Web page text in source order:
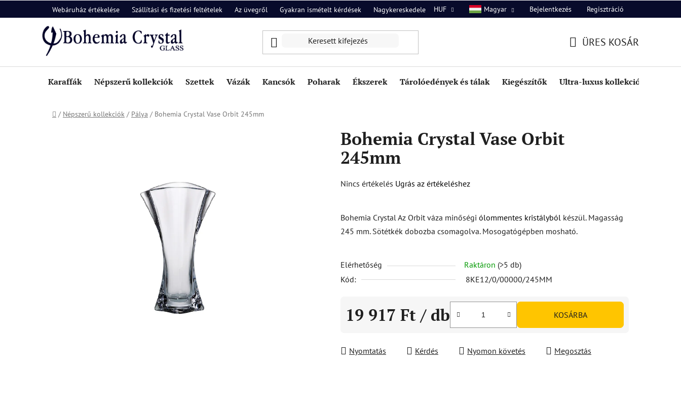
a
Webáruház értékelése Szállítási és fizetési feltételek Az üvegről Gyakran ismételt kérdések Nagykereskedelem Rólunk Kapcsolat
HUF Magyar Bejelentkezés Regisztráció
ÜRES KOSÁR
Karaffák Népszerű kollekciók Szettek Vázák Kancsók Poharak Ékszerek Tárolóedények és tálak Kiegészítők Ultra-luxus kollekció
Kezdőlap
/ Népszerű kollekciók / Pálya / Bohemia Crystal Vase Orbit 245mm
Bohemia Crystal Vase Orbit
245mm
A
értékelése
5-
0,0
csillag.
Nincs értékelés Ugrás az értékeléshez
Bohemia Crystal Az Orbit váza minőségi ólommentes kristályból készül. Magasság
245 mm. Sötétkék dobozba csomagolva. Mosogatógépben mosható.
Elérhetőség Raktáron (>5 db)
Kód:
8KE12/0/00000/245MM
19 917 Ft / db KOSÁRBA
Nyomtatás Kérdés Nyomon követés Megosztás